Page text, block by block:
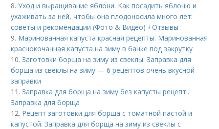
8.Уход и выращивание яблони. Как посадить яблоню и
ухаживать за ней, чтобы она плодоносила много лет:
советы и рекомендации (Фото & Видео) +Отзывы
9. Маринованная капуста красная рецепты. Маринованная
краснокочанная капуста на зиму в банке под закрутку
10.Заготовки борща на зиму из свеклы. Заправка для
борща из свеклы на зиму — 6 рецептов очень вкусной
заправки
11.Заправка для борща на зиму без капусты рецепт..
Заправка для борща
12. Рецепт заготовки для борща с томатной пастой и
капустой. Заправка для борща на зиму из свеклы с